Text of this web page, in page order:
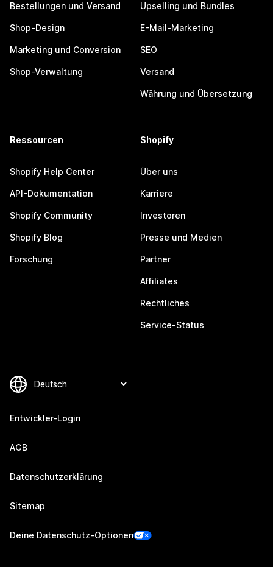
Bestellungen und Versand
Shop-Design
Marketing und Conversion
Shop-Verwaltung
Upselling und Bundles
E-Mail-Marketing
SEO
Versand
Währung und Übersetzung
Ressourcen
Shopify Help Center
API-Dokumentation
Shopify Community
Shopify Blog
Forschung
Shopify
Über uns
Karriere
Investoren
Presse und Medien
Partner
Affiliates
Rechtliches
Service-Status
Entwickler-Login
AGB
Datenschutzerklärung
Sitemap
Deine Datenschutz-Optionen